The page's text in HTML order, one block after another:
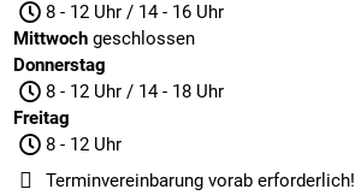
8 - 12 Uhr / 14 - 16 Uhr
Mittwochgeschlossen
Donnerstag
8 - 12 Uhr / 14 - 18 Uhr
Freitag
8 - 12 Uhr
Terminvereinbarungvorab erforderlich!